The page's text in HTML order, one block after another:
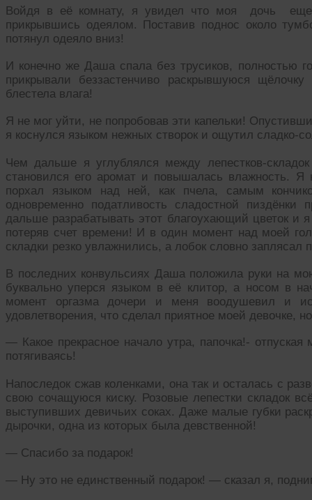
Войдя в её комнату, я увидел что моя дочь еще
прикрывшись одеялом. Поставив поднос около
потянул одеяло вниз!
И конечно же Даша спала без трусиков, полностью
прикрывали беззастенчиво раскрывшуюся
блестела влага!
Я не мог уйти, не попробовав эти капельки!
я коснулся языком нежных створок и ощутил сладко-
Чем дальше я углублялся между лепестков-
становился его аромат и повышалась влажность.
порхал языком над ней, как пчела, самым
одновременно податливость сладостной
дальше разрабатывать этот благоухающий цветок
потеряв счет времени! И в один момент над моей
складки резко увлажнились, а лобок словно заплясал
В последних конвульсиях Даша положила руки на
буквально уперся языком в её клитор, а носом в
момент оргазма дочери и меня воодушевил и
удовлетворения, что сделал приятное моей девочке,
— Какое прекрасное начало утра, папочка!-
потягиваясь!
Напоследок сжав коленками, она так и осталась с
свою сочащуюся киску. Розовые лепестки складок
выступивших девичьих соках. Даже малые губки
дырочки, одна из которых была девственной!
— Спасибо за подарок!
— Ну это не единственный подарок! — сказал я,